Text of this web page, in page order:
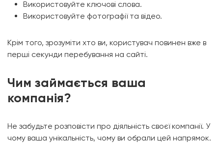
Використовуйте ключові слова.
Використовуйте фотографії та відео.
Крім того, зрозуміти хто ви, користувач повинен вже в
перші секунди перебування на сайті.
Чим займається ваша
компанія?
Не забудьте розповісти про діяльність своєї компанії. У
чому ваша унікальність, чому ви обрали цей напрямок.